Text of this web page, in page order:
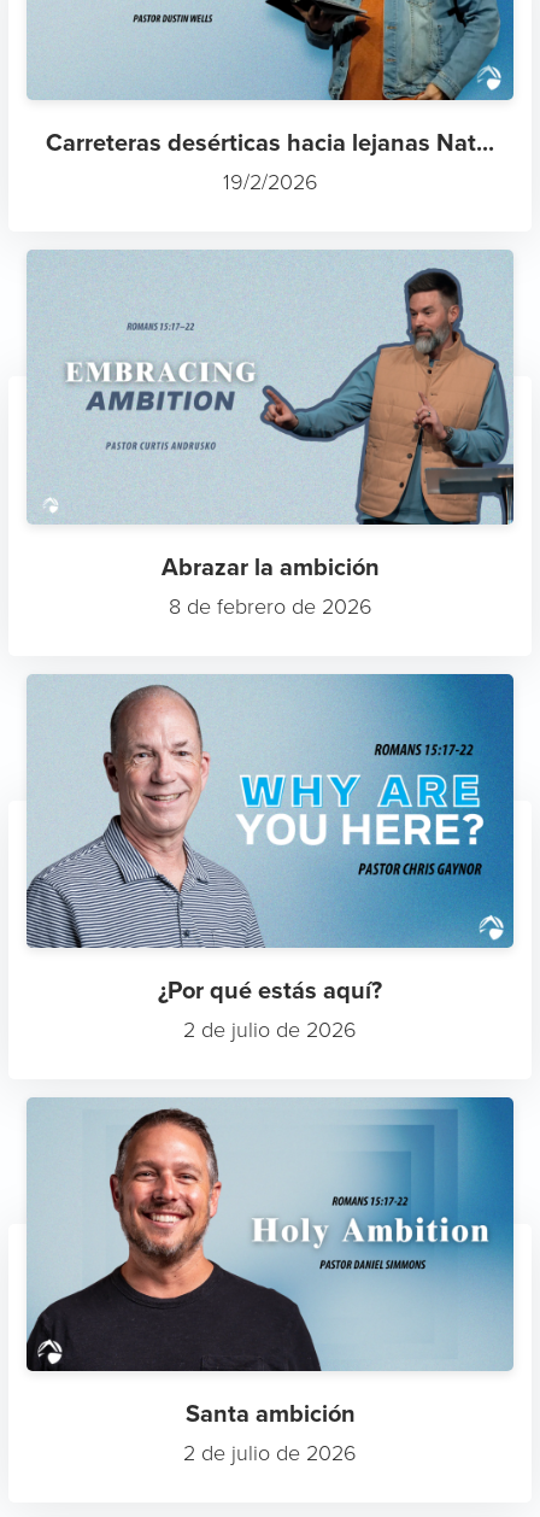
Carreteras desérticas hacia lejanas Nat...
19/2/2026
Abrazar la ambición
8 de febrero de 2026
¿Por qué estás aquí?
2 de julio de 2026
Santa ambición
2 de julio de 2026